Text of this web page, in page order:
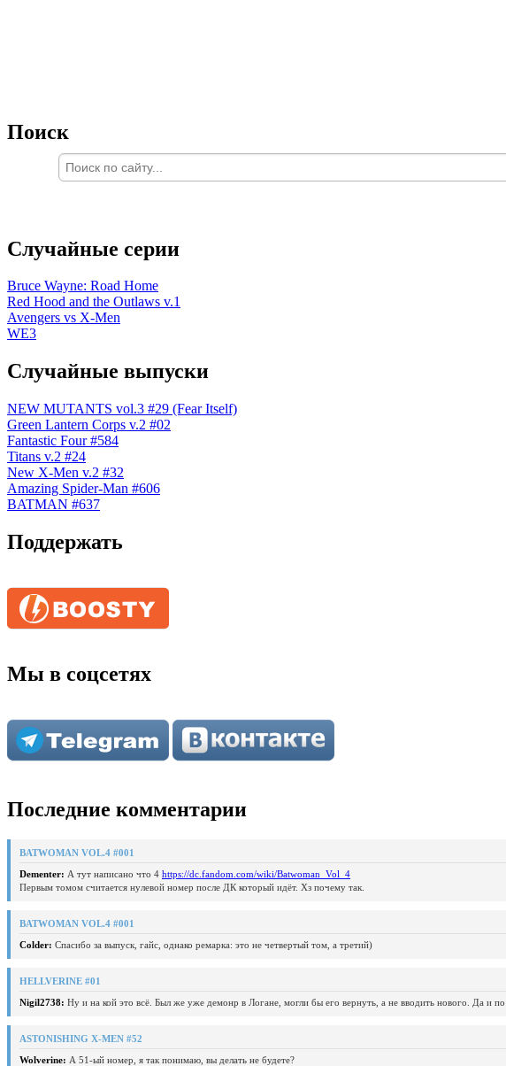
Поиск
Случайные серии
Bruce Wayne: Road Home
Red Hood and the Outlaws v.1
Avengers vs X-Men
WE3
Случайные выпуски
NEW MUTANTS vol.3 #29 (Fear Itself)
Green Lantern Corps v.2 #02
Fantastic Four #584
Titans v.2 #24
New X-Men v.2 #32
Amazing Spider-Man #606
BATMAN #637
Поддержать
Мы в соцсетях
Последние комментарии
BATWOMAN VOL.4 #001
Dementer: А тут написано что 4 https://dc.fandom.com/wiki/Batwoman_Vol_4
Первым томом считается нулевой номер после ДК который идёт. Хз почему так.
BATWOMAN VOL.4 #001
Colder: Спасибо за выпуск, гайс, однако ремарка: это не четвертый том, а третий)
HELLVERINE #01
Nigil2738: Ну и на кой это всё. Был же уже демонр в Логане, могли бы его вернуть, а не вводить нового. Да и
ASTONISHING X-MEN #52
Wolverine: А 51-ый номер, я так понимаю, вы делать не будете?